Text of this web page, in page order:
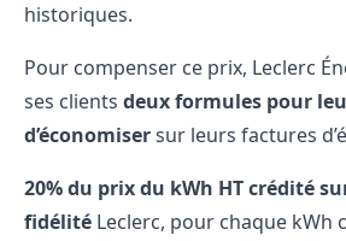
historiques.
Pour compenser ce prix, Leclerc
ses clients deux formules pour
d’économisersur leurs factures
20% du prix du kWh HT crédité
fidélité Leclerc, pour chaque kWh